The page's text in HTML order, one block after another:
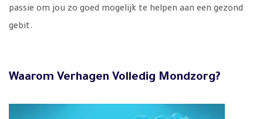
passie om jou zo goed mogelijk te helpen aan een gezond
gebit.
Waarom Verhagen Volledig Mondzorg?